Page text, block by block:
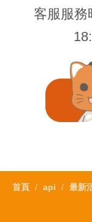
客服服務
首頁 api 最新